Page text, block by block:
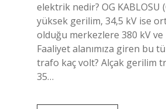
elektrik nedir? OG KABLOSU
yüksek gerilim, 34,5 kV ise
olduğu merkezlere 380 kV
Faaliyet alanımıza giren bu
trafo kaç volt? Alçak gerilim
35…